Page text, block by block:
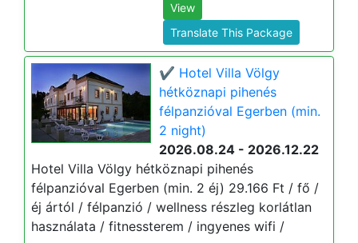
View
Translate This Package
✔️ Hotel Villa Völgy
hétköznapi pihenés
félpanzióval Egerben (min.
2 night)
2026.08.24 - 2026.12.22
Hotel Villa Völgy hétköznapi pihenés
félpanzióval Egerben (min. 2 éj) 29.166 Ft / fő /
éj ártól / félpanzió / wellness részleg korlátlan
használata / fitnessterem / ingyenes wifi /